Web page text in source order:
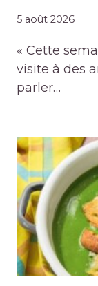
5 août 2026
« Cette
visite à des
parler…